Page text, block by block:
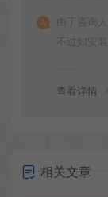
由于咨询
不过如安
查看详情
相关文章